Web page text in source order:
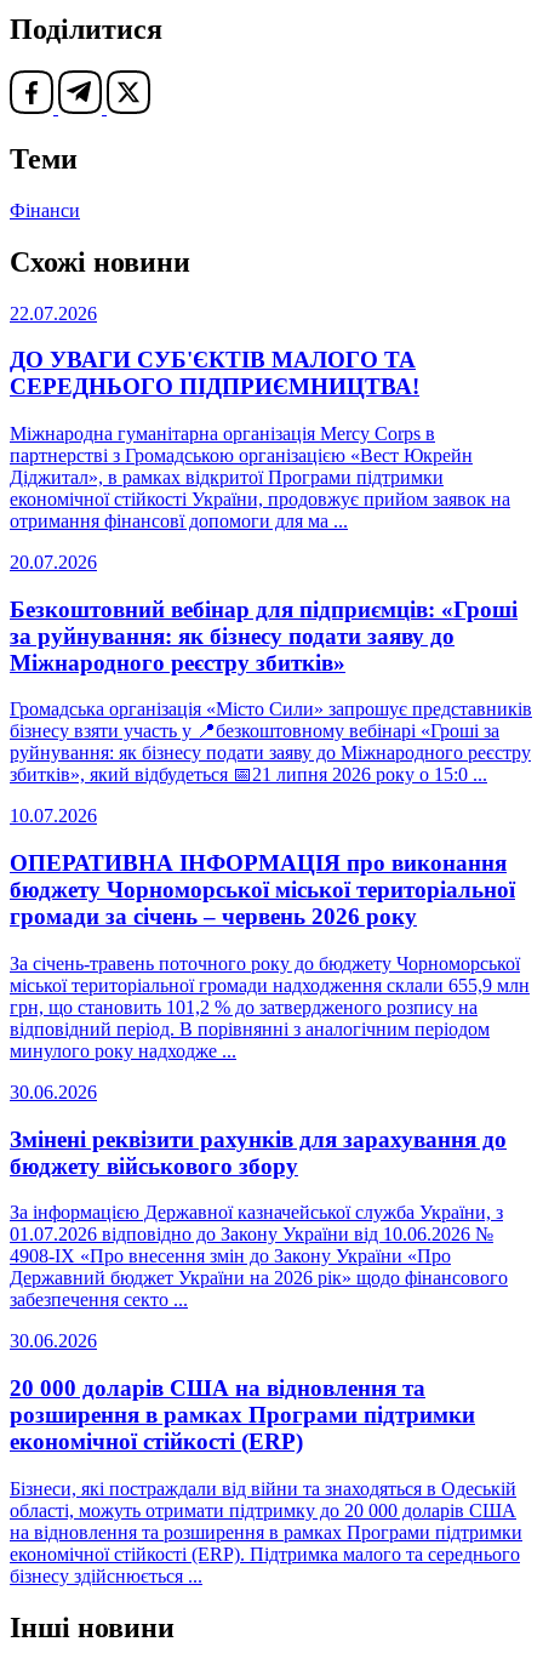
Поділитися
Теми
Фінанси
Схожі новини
22.07.2026
ДО УВАГИ СУБ'ЄКТІВ МАЛОГО ТА
СЕРЕДНЬОГО ПІДПРИЄМНИЦТВА!
Міжнародна гуманітарна організація Mercy Corps в
партнерстві з Громадською організацією «Вест Юкрейн
Діджитал», в рамках відкритої Програми підтримки
економічної стійкості України, продовжує прийом заявок на
отримання фінансовї допомоги для ма ...
20.07.2026
Безкоштовний вебінар для підприємців: «Гроші
за руйнування: як бізнесу подати заяву до
Міжнародного реєстру збитків»
Громадська організація «Місто Сили» запрошує представників
бізнесу взяти участь у 📍безкоштовному вебінарі «Гроші за
руйнування: як бізнесу подати заяву до Міжнародного реєстру
збитків», який відбудеться 📅21 липня 2026 року о 15:0 ...
10.07.2026
ОПЕРАТИВНА ІНФОРМАЦІЯ про виконання
бюджету Чорноморської міської територіальної
громади за січень – червень 2026 року
За січень-травень поточного року до бюджету Чорноморської
міської територіальної громади надходження склали 655,9 млн
грн, що становить 101,2 % до затвердженого розпису на
відповідний період. В порівнянні з аналогічним періодом
минулого року надходже ...
30.06.2026
Змінені реквізити рахунків для зарахування до
бюджету військового збору
За інформацією Державної казначейської служба України, з
01.07.2026 відповідно до Закону України від 10.06.2026 №
4908-IX «Про внесення змін до Закону України «Про
Державний бюджет України на 2026 рік» щодо фінансового
забезпечення секто ...
30.06.2026
20 000 доларів США на відновлення та
розширення в рамках Програми підтримки
економічної стійкості (ERP)
Бізнеси, які постраждали від війни та знаходяться в Одеській
області, можуть отримати підтримку до 20 000 доларів США
на відновлення та розширення в рамках Програми підтримки
економічної стійкості (ERP). Підтримка малого та середнього
бізнесу здійснюється ...
Інші новини